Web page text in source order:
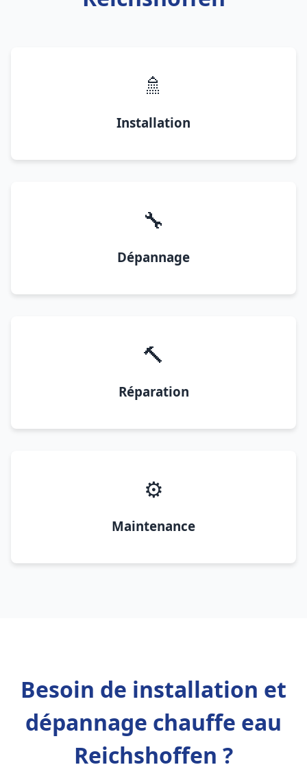
🚿
Installation
🔧
Dépannage
🔨
Réparation
⚙️
Maintenance
Besoin de installation et
dépannage chauffe eau
Reichshoffen ?